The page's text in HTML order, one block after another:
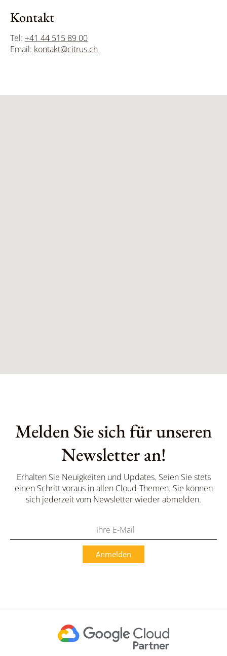
Kontakt
Tel: +41 44 515 89 00
Email: kontakt@citrus.ch
Melden Sie sich für unseren
Newsletter an!
Erhalten Sie Neuigkeiten und Updates. Seien Sie stets
einen Schritt voraus in allen Cloud-Themen. Sie können
sich jederzeit vom Newsletter wieder abmelden.